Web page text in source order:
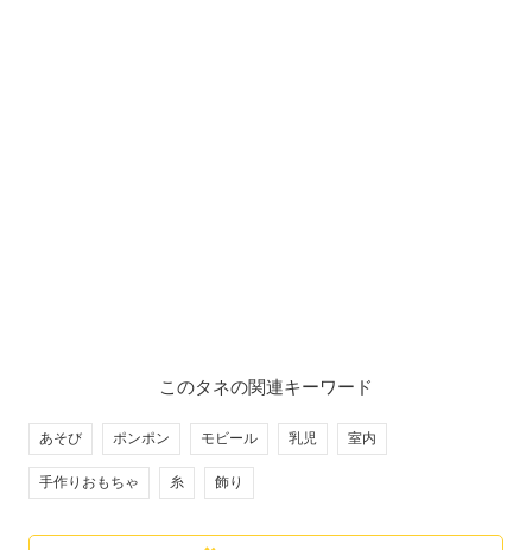
このタネの関連キーワード
あそび ポンポン モビール 乳児 室内
手作りおもちゃ 糸 飾り